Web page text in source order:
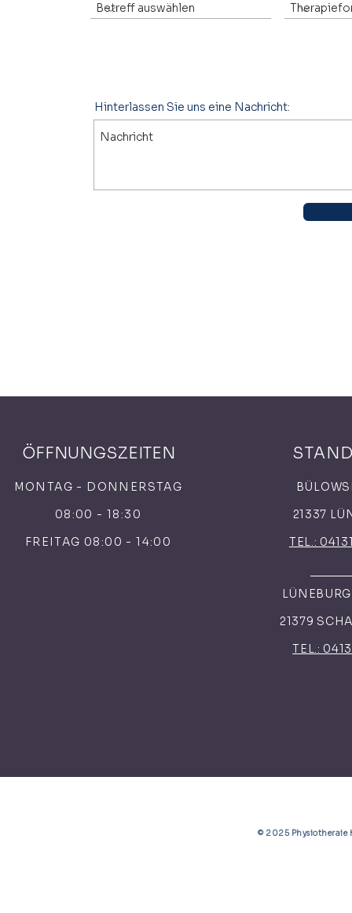
Hinterlassen Sie uns eine Nachricht:
ÖFFNUNGSZEITEN
MONTAG - DONNERSTAG
08:00 - 18:30
FREITAG 08:00 - 14:00
21337
TEL.:
21379
TEL.:
© 2025 Physiotheraie